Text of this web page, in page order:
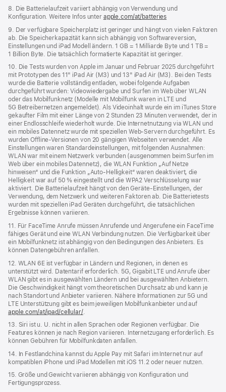
8. Die Batterielaufzeit variiert abhängig von Verwendung und
Konfiguration. Weitere Infos unter apple.com/at/batteries
9. Der verfügbare Speicherplatz ist geringer und hängt von vielen Faktoren
ab. Die Speicherkapazität kann sich abhängig von Softwareversion,
Einstellungen und iPad Modell ändern. 1 GB = 1 Milliarde Byte und 1 TB =
1 Billion Byte. Die tatsächlich formatierte Kapazität ist geringer.
10. Die Tests wurden von Apple im Januar und Februar 2025 durchgeführt
mit Prototypen des 11" iPad Air (M3) und 13" iPad Air (M3). Bei den Tests
wurde die Batterie vollständig entladen, wobei folgende Aufgaben
durchgeführt wurden: Videowiedergabe und Surfen im Web über WLAN
oder das Mobilfunknetz (Modelle mit Mobilfunk waren in LTE und
5G Betreibernetzen angemeldet). Als Videoinhalt wurde ein im iTunes Store
gekaufter Film mit einer Länge von 2 Stunden 23 Minuten verwendet, der in
einer Endlosschleife wiederholt wurde. Die Internetnutzung via WLAN und
ein mobiles Datennetz wurde mit speziellen Web-Servern durchgeführt. Es
wurden Offline-Versionen von 20 gängigen Webseiten verwendet. Alle
Einstellungen waren Standard­einstellungen, mit folgenden Ausnahmen:
WLAN war mit einem Netzwerk verbunden (ausgenommen beim Surfen im
Web über ein mobiles Datennetz), die WLAN Funktion „Auf Netze
hinweisen“ und die Funktion „Auto-Helligkeit“ waren deaktiviert, die
Helligkeit war auf 50 % eingestellt und die WPA2 Verschlüsselung war
aktiviert. Die Batterielaufzeit hängt von den Geräte-Einstellungen, der
Verwendung, dem Netzwerk und weiteren Faktoren ab. Die Batterietests
wurden mit speziellen iPad Geräten durchgeführt, die tatsächlichen
Ergebnisse können variieren.
11. Für FaceTime Anrufe müssen Anrufende und Angerufene ein FaceTime
fähiges Gerät und eine WLAN Verbindung nutzen. Die Verfügbarkeit über
ein Mobilfunknetz ist abhängig von den Bedingungen des Anbieters. Es
können Datengebühren anfallen.
12. WLAN 6E ist verfügbar in Ländern und Regionen, in denen es
unterstützt wird. Datentarif erforderlich. 5G, Gigabit LTE und Anrufe über
WLAN gibt es in ausgewählten Ländern und bei ausgewählten Anbietern.
Die Geschwindigkeit hängt vom theoretischen Durchsatz ab und kann je
nach Standort und Anbieter variieren. Nähere Informationen zur 5G und
LTE Unterstützung gibt es beim jeweiligen Mobilfunkanbieter und auf
apple.com/at/ipad/cellular/.
13. Siri ist u. U. nicht in allen Sprachen oder Regionen verfügbar. Die
Features können je nach Region variieren. Internetzugang erforderlich. Es
können Gebühren für Mobilfunkdaten anfallen.
14. In Festlandchina kannst du Apple Pay mit Safari im Internet nur auf
kompatiblen iPhone und iPad Modellen mit iOS 11.2 oder neuer nutzen.
15. Größe und Gewicht variieren abhängig von Konfiguration und
Fertigungsprozess.